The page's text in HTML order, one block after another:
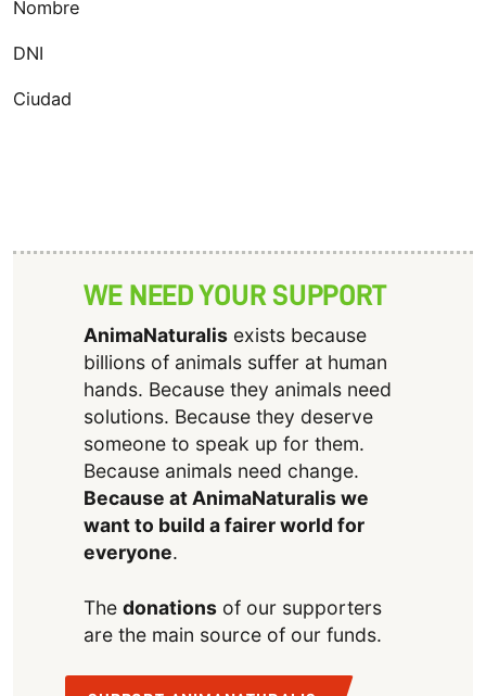
Nombre
DNI
Ciudad
WE NEED YOUR SUPPORT
AnimaNaturalisexists because
billions of animals suffer at human
hands. Because they animals need
solutions. Because they deserve
someone to speak up for them.
Because animals need change.
Because at AnimaNaturalis we
want to build a fairer world for
everyone.
The donationsof our supporters
are the main source of our funds.